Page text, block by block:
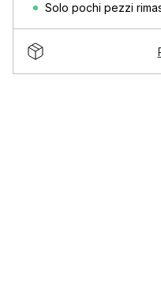
Solo pochi pezzi